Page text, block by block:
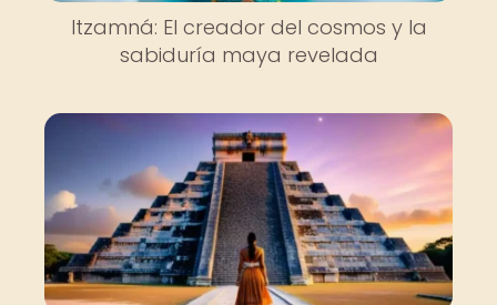
Itzamná: El creador del cosmos y la
sabiduría maya revelada